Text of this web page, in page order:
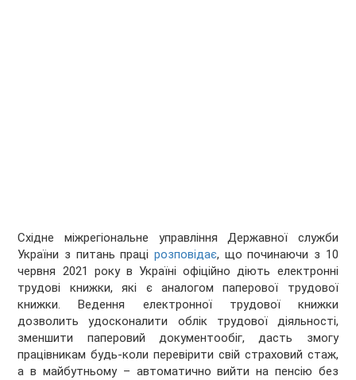
Східне міжрегіональне управління Державної служби
України з питань праці розповідає, що починаючи з 10
червня 2021 року в Україні офіційно діють електронні
трудові книжки, які є аналогом паперової трудової
книжки. Ведення електронної трудової книжки
дозволить удосконалити облік трудової діяльності,
зменшити паперовий документообіг, дасть змогу
працівникам будь-коли перевірити свій страховий стаж,
а в майбутньому – автоматично вийти на пенсію без